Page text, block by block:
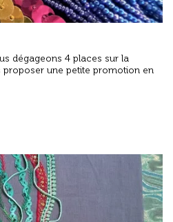
dégageons 4 places sur la
proposer une petite promotion en